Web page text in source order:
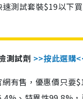
測試套裝$19以下
測試劑 >>按此選購
有售，優惠價只要